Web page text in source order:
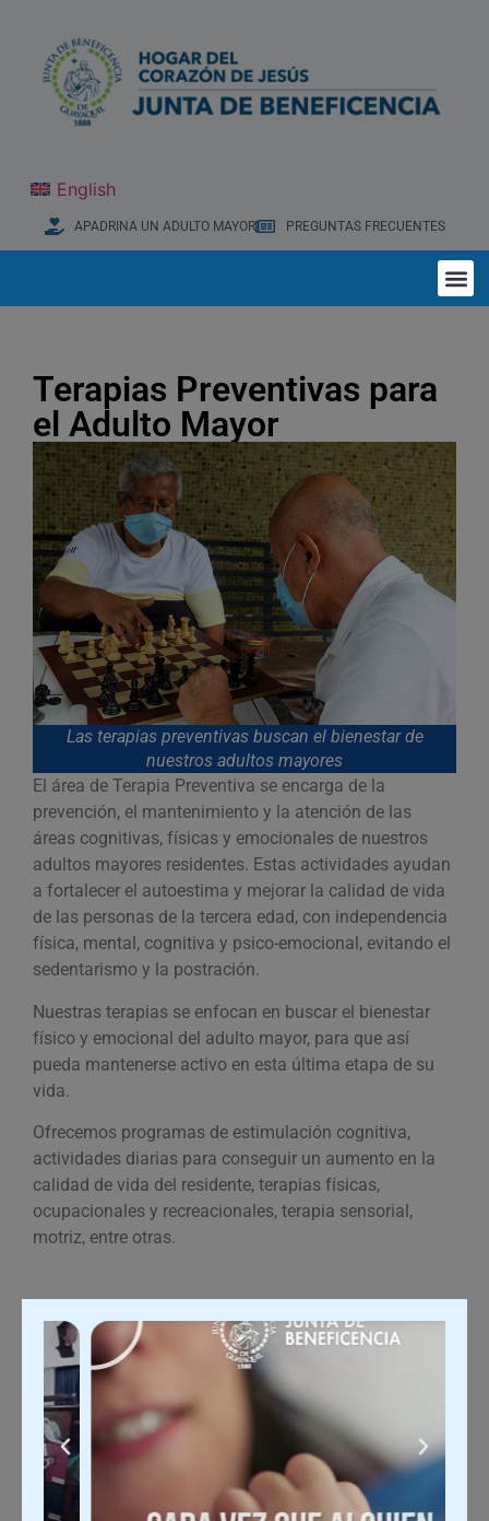
English
APADRINA UN ADULTO MAYOR PREGUNTAS FRECUENTES
Terapias Preventivas para
el Adulto Mayor
Las terapias preventivas buscan el bienestar de
nuestros adultos mayores
El área de Terapia Preventiva se encarga de la
prevención, el mantenimiento y la atención de las
áreas cognitivas, físicas y emocionales de nuestros
adultos mayores residentes. Estas actividades ayudan
a fortalecer el autoestima y mejorar la calidad de vida
de las personas de la tercera edad, con independencia
física, mental, cognitiva y psico-emocional, evitando el
sedentarismo y la postración.
Nuestras terapias se enfocan en buscar el bienestar
físico y emocional del adulto mayor, para que así
pueda mantenerse activo en esta última etapa de su
vida.
Ofrecemos programas de estimulación cognitiva,
actividades diarias para conseguir un aumento en la
calidad de vida del residente, terapias físicas,
ocupacionales y recreacionales, terapia sensorial,
motriz, entre otras.